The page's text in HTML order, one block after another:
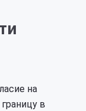
на
в